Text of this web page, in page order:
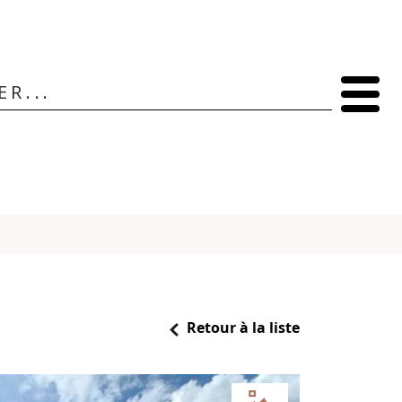
Retour à la liste